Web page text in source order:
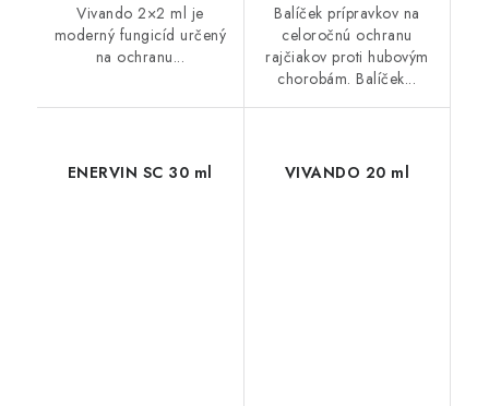
Vivando 2×2 ml je
moderný fungicíd určený
na ochranu...
Balíček prípravkov na
celoročnú ochranu
rajčiakov proti hubovým
chorobám. Balíček...
ENERVIN SC 30 ml VIVANDO 20 ml